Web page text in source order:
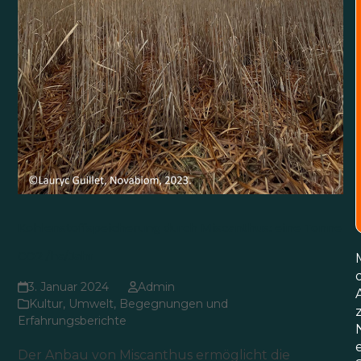
3. Januar 2024
Admin
Kultur, Umwelt, Begegnungen und
Erfahrungsberichte
Der Anbau von Miscanthus ermöglicht die